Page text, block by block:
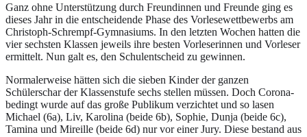
Ganz ohne Unterstützung durch Freundinnen und Freunde ging es
dieses Jahr in die entscheidende Phase des Vorlesewettbewerbs am
Christoph-Schrempf-Gymnasiums. In den letzten Wochen hatten die
vier sechsten Klassen jeweils ihre besten Vorleserinnen und Vorleser
ermittelt. Nun galt es, den Schulentscheid zu gewinnen.
Normalerweise hätten sich die sieben Kinder der ganzen
Schülerschar der Klassenstufe sechs stellen müssen. Doch Corona-
bedingt wurde auf das große Publikum verzichtet und so lasen
Michael (6a), Liv, Karolina (beide 6b), Sophie, Dunja (beide 6c),
Tamina und Mireille (beide 6d) nur vor einer Jury. Diese bestand aus